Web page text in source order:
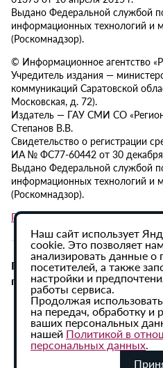
Выдано Федеральной службой
информационных технологий и
(Роскомнадзор).
© Информационное агентство
Учредитель издания —
коммуникаций Саратовской
Московская, д. 72).
Издатель — ГАУ СМИ СО
Степанов В.В.
Свидетельство о регистрации
ИА № ФС77-60442 от 30 декабря
Выдано Федеральной службой
информационных технологий и
(Роскомнадзор).
Политика в отношении
При использовании
гиперссылка на ИА «Регион
Наш сайт использует
cookie. Это позволяет
анализировать данные о
посетителей, а также
настройки и
работы сервиса.
Продолжая
на передач, обработку и
ваших персональных
нашей Политикой в
персональных данных.